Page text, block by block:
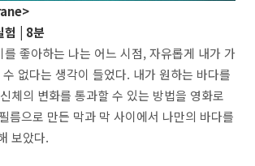
>
험 | 8분
를 좋아하는 나는 어느 시점, 자유롭게 내가 가
없다는 생각이 들었다. 내가 원하는 바다를
체의 변화를 통과할 수 있는 방법을 영화로
름으로 만든 막과 막 사이에서 나만의 바다를
보았다.